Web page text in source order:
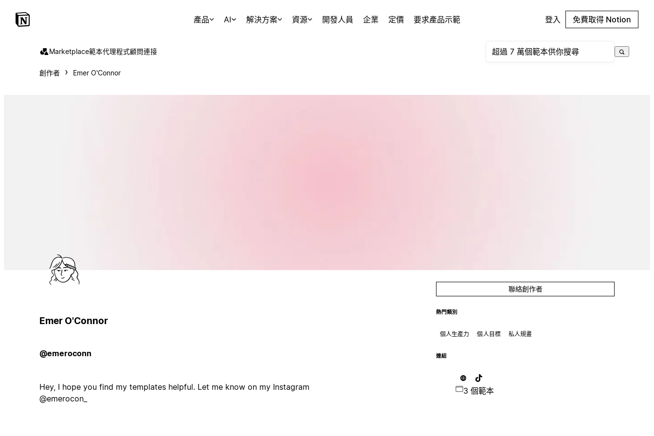
產品 AI 解決方案 資源 開發人員 企業 定價 要求產品示範 登入 免費取得 Notion
Marketplace範本代理程式顧問連接
創作者 Emer O'Connor
Emer O'Connor
@emeroconn
Hey, I hope you find my templates helpful. Let me know on my Instagram
@emerocon_
聯絡創作者
熱門類別
個人生產力 個人目標 私人規畫
連結
3 個範本